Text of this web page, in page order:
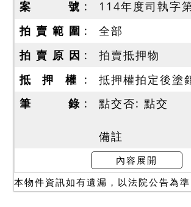
案 號
114年度司執字
拍 賣 範 圍
全部
拍 賣 原 因
拍賣抵押物
抵 押 權
抵押權拍定後塗
筆 錄
點交否: 點交
備註
一、分別標價，
以總價最高者得
1（501地號）：
內容展開
本物件資訊如有遺漏，以法院公告為準